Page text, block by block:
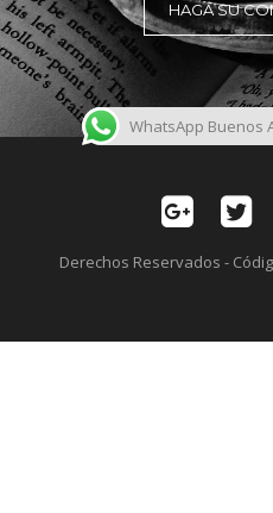
HAGA SU
Derechos Reservados -
WhatsApp Buenos